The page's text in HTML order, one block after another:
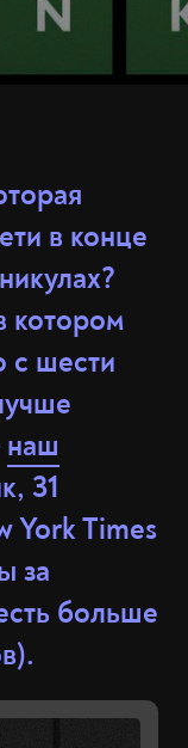
в конце
котором
с шести
наш
31
York Times
за
больше